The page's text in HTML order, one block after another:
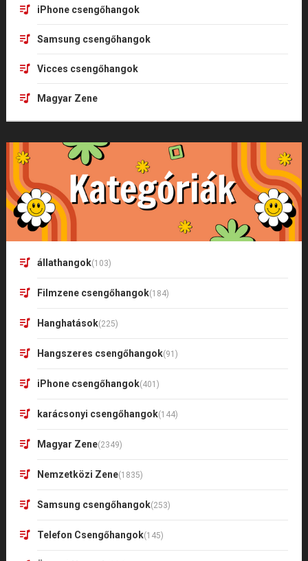
iPhone csengőhangok
Samsung csengőhangok
Vicces csengőhangok
Magyar Zene
állathangok(103)
Filmzene csengőhangok(184)
Hanghatások(225)
Hangszeres csengőhangok(91)
iPhone csengőhangok(401)
karácsonyi csengőhangok(144)
Magyar Zene(2349)
Nemzetközi Zene(1835)
Samsung csengőhangok(253)
Telefon Csengőhangok(145)